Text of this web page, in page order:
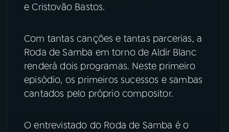
e Cristovão Bastos.
Com tantas canções e tantas parcerias, a
Roda de Samba em torno de Aldir Blanc
renderá dois programas. Neste primeiro
episódio, os primeiros sucessos e sambas
cantados pelo próprio compositor.
O entrevistado do Roda de Samba é o